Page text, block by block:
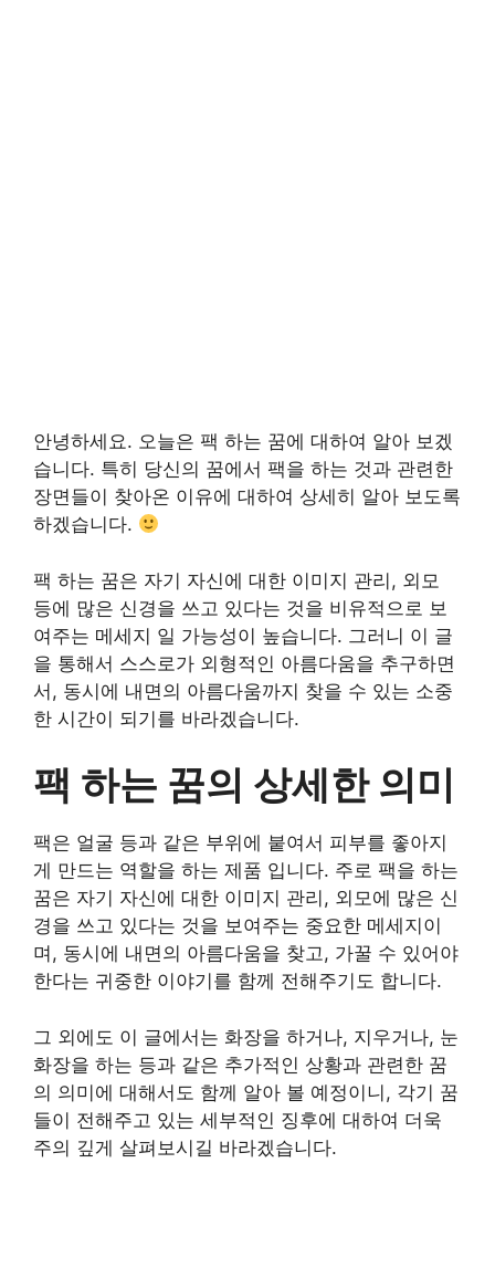
안녕하세요. 오늘은 팩 하는 꿈에 대하여 알아 보겠
습니다. 특히 당신의 꿈에서 팩을 하는 것과 관련한
장면들이 찾아온 이유에 대하여 상세히 알아 보도록
하겠습니다.
팩 하는 꿈은 자기 자신에 대한 이미지 관리, 외모
등에 많은 신경을 쓰고 있다는 것을 비유적으로 보
여주는 메세지 일 가능성이 높습니다. 그러니 이 글
을 통해서 스스로가 외형적인 아름다움을 추구하면
서, 동시에 내면의 아름다움까지 찾을 수 있는 소중
한 시간이 되기를 바라겠습니다.
팩 하는 꿈의 상세한 의미
팩은 얼굴 등과 같은 부위에 붙여서 피부를 좋아지
게 만드는 역할을 하는 제품 입니다. 주로 팩을 하는
꿈은 자기 자신에 대한 이미지 관리, 외모에 많은 신
경을 쓰고 있다는 것을 보여주는 중요한 메세지이
며, 동시에 내면의 아름다움을 찾고, 가꿀 수 있어야
한다는 귀중한 이야기를 함께 전해주기도 합니다.
그 외에도 이 글에서는 화장을 하거나, 지우거나, 눈
화장을 하는 등과 같은 추가적인 상황과 관련한 꿈
의 의미에 대해서도 함께 알아 볼 예정이니, 각기 꿈
들이 전해주고 있는 세부적인 징후에 대하여 더욱
주의 깊게 살펴보시길 바라겠습니다.